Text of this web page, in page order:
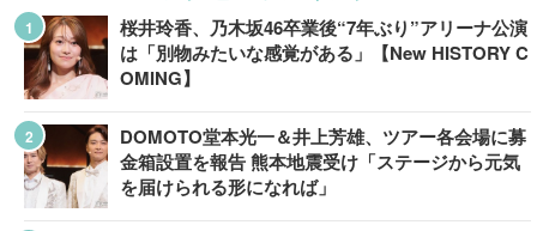
桜井玲香、乃木坂46卒業後“7年ぶり”アリーナ公演
は「別物みたいな感覚がある」【New HISTORY C
OMING】
DOMOTO堂本光一＆井上芳雄、ツアー各会場に募
金箱設置を報告 熊本地震受け「ステージから元気
を届けられる形になれば」